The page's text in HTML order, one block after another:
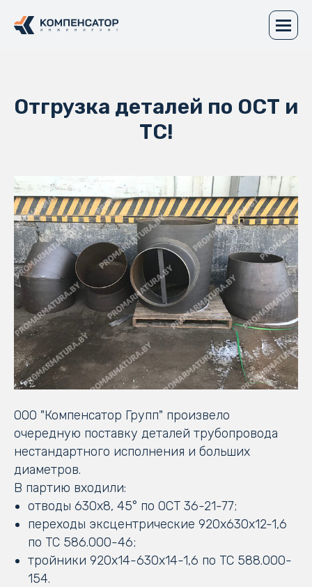
Отгрузка деталей по ОСТ и
ТС!
ООО "Компенсатор Групп" произвело
очередную поставку деталей трубопровода
нестандартного исполнения и больших
диаметров.
В партию входили:
отводы 630х8, 45° по ОСТ 36-21-77;
переходы эксцентрические 920х630х12-1,6
по ТС 586.000-46;
тройники 920х14-630х14-1,6 по ТС 588.000-
154.